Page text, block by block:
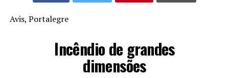
Avis, Portalegre
Incêndio de grandes
dimensões